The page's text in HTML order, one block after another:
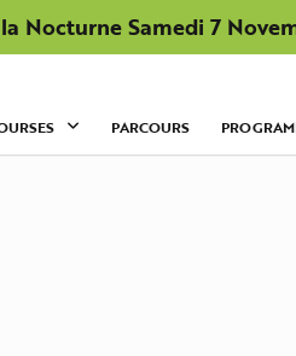
Nocturne Samedi 7
PARCOURS